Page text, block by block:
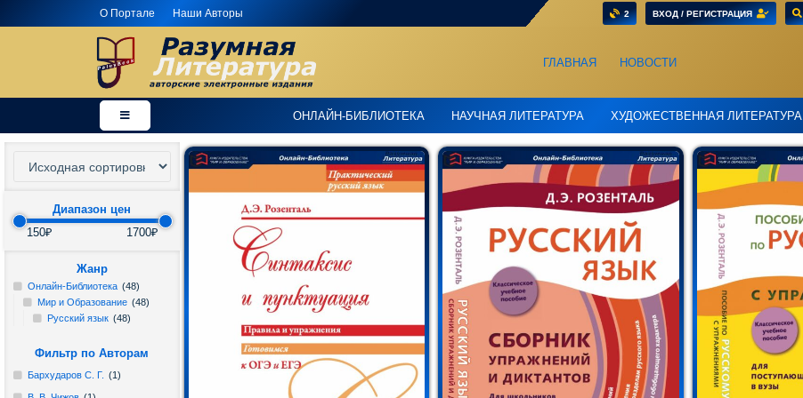
О Портале Наши Авторы 2 ВХОД / РЕГИСТРАЦИЯ
ГЛАВНАЯ НОВОСТИ
Добро
магазинPaleyBook
"Разумная
Литература"!
Вы
можете
электронные
версии
ОНЛАЙН-БИБЛИОТЕКА НАУЧНАЯ ЛИТЕРАТУРА ХУДОЖЕСТВЕННАЯ ЛИТЕРАТУРА
Диапазон цен
150₽
1700₽
Жанр
Онлайн-Библиотека (48)
Мир и Образование (48)
Русский язык (48)
Фильтр по Авторам
Бархударов С. Г. (1)